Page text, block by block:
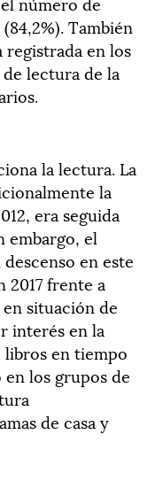
También
en los
lectura de la
la lectura. La
la
era seguida
embargo, el
en este
2017 frente a
en situación de
interés en la
libros en tiempo
los grupos de
de casa y